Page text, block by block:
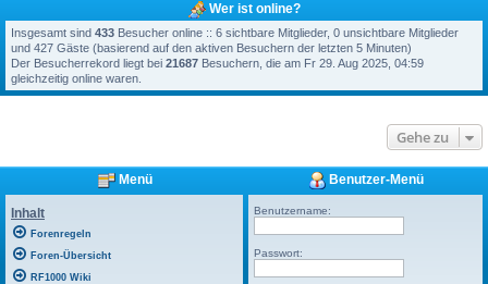
Wer ist online?
Insgesamt sind 433 Besucher online :: 6 sichtbare Mitglieder, 0 unsichtbare Mitglieder
und 427 Gäste (basierend auf den aktiven Besuchern der letzten 5 Minuten)
Der Besucherrekord liegt bei 21687 Besuchern, die am Fr 29. Aug 2025, 04:59
gleichzeitig online waren.
Gehe zu
Menü
Inhalt
Forenregeln
Foren-Übersicht
RF1000 Wiki
Benutzer-Menü
Benutzername:
Passwort: